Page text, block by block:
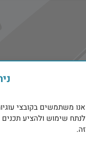
לנתח שימוש ולהציע
זה.